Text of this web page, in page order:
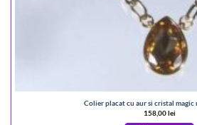
Colier placat cu aur si cristal
158,00lei